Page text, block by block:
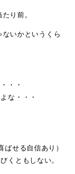
り前。
いかというくら
・・
な・・・
せる自信あり）
くともしない。